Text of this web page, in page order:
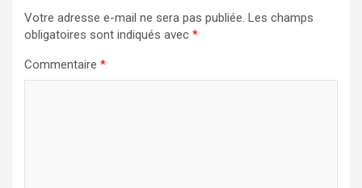
Votre adresse e-mail ne sera pas publiée. Les champs
obligatoires sont indiqués avec *
Commentaire *